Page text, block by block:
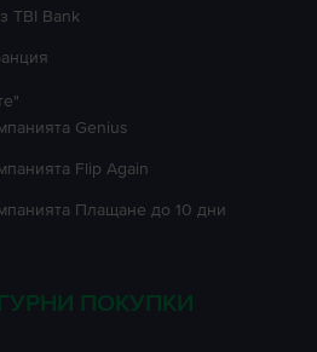
TBI Bank
Genius
Flip Again
Плащане до 10 дни
ПОКУПКИ